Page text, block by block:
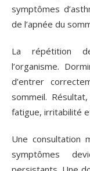
symptômes
de l’apnée du
La répétition
l’organisme.
d’entrer
sommeil.
fatigue, irritabilité
Une consultation
symptômes